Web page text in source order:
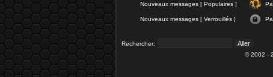
Nouveaux messages [ Populaires ]
Nouveaux messages [ Verrouillés ]
Rechercher:
© 2002 -